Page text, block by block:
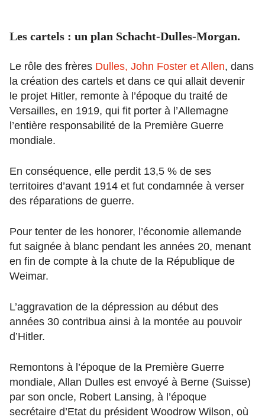
Les cartels : un plan Schacht-Dulles-Morgan.
Le rôle des frères Dulles, John Foster et Allen, dans
la création des cartels et dans ce qui allait devenir
le projet Hitler, remonte à l’époque du traité de
Versailles, en 1919, qui fit porter à l’Allemagne
l’entière responsabilité de la Première Guerre
mondiale.
En conséquence, elle perdit 13,5 % de ses
territoires d’avant 1914 et fut condamnée à verser
des réparations de guerre.
Pour tenter de les honorer, l’économie allemande
fut saignée à blanc pendant les années 20, menant
en fin de compte à la chute de la République de
Weimar.
L’aggravation de la dépression au début des
années 30 contribua ainsi à la montée au pouvoir
d’Hitler.
Remontons à l’époque de la Première Guerre
mondiale, Allan Dulles est envoyé à Berne (Suisse)
par son oncle, Robert Lansing, à l’époque
secrétaire d’Etat du président Woodrow Wilson, où